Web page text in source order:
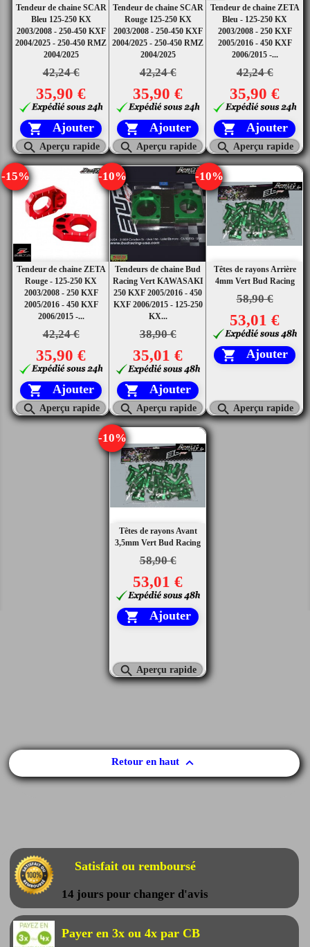
Tendeur de chaine SCAR
Bleu 125-250 KX
2003/2008 - 250-450 KXF
2004/2025 - 250-450 RMZ
2004/2025
42,24 €
35,90 €
 Ajouter
 Aperçu rapide
Tendeur de chaine SCAR
Rouge 125-250 KX
2003/2008 - 250-450 KXF
2004/2025 - 250-450 RMZ
2004/2025
42,24 €
35,90 €
 Ajouter
 Aperçu rapide
Tendeur de chaine ZETA
Bleu - 125-250 KX
2003/2008 - 250 KXF
2005/2016 - 450 KXF
2006/2015 -...
42,24 €
35,90 €
 Ajouter
 Aperçu rapide
Tendeur de chaine ZETA
Rouge - 125-250 KX
2003/2008 - 250 KXF
2005/2016 - 450 KXF
2006/2015 -...
42,24 €
-15%
35,90 €
 Ajouter
 Aperçu rapide
Tendeurs de chaine Bud
Racing Vert KAWASAKI
250 KXF 2005/2016 - 450
KXF 2006/2015 - 125-250
KX...
38,90 €
-10%
35,01 €
 Ajouter
 Aperçu rapide
Têtes de rayons Arrière
4mm Vert Bud Racing
58,90 €
-10%
53,01 €
 Ajouter
 Aperçu rapide
Têtes de rayons Avant
3,5mm Vert Bud Racing
58,90 €
-10%
53,01 €
 Ajouter
 Aperçu rapide
Retour en haut 
Satisfait ou remboursé
14 jours pour changer d'avis
Payer en 3x ou 4x par CB